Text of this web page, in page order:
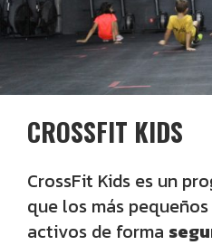
CROSSFIT KIDS
CrossFit Kids es un
que los más
activos de forma